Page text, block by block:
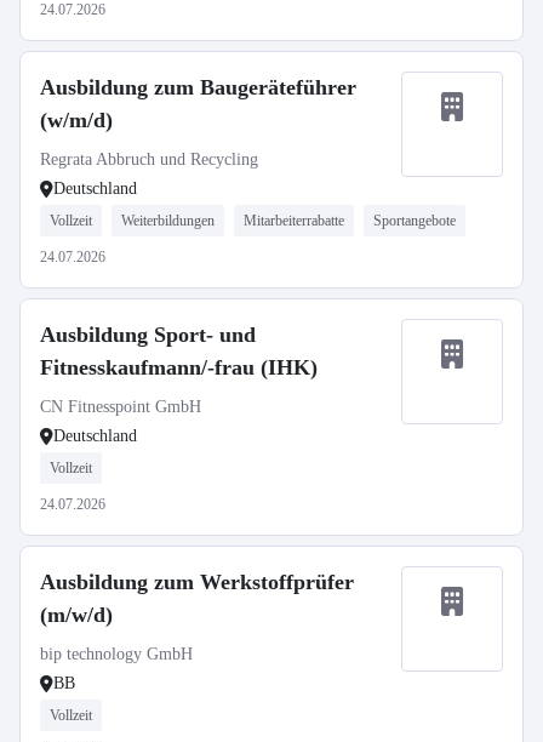
24.07.2026
Ausbildung zum Baugeräteführer
(w/m/d)
Regrata Abbruch und Recycling
Deutschland
Vollzeit Weiterbildungen Mitarbeiterrabatte Sportangebote
24.07.2026
Ausbildung Sport- und
Fitnesskaufmann/-frau (IHK)
CN Fitnesspoint GmbH
Deutschland
Vollzeit
24.07.2026
Ausbildung zum Werkstoffprüfer
(m/w/d)
bip technology GmbH
BB
Vollzeit